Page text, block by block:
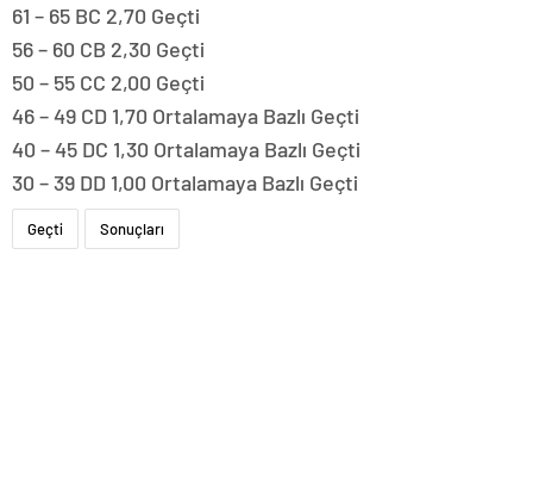
61 – 65 BC 2,70 Geçti
56 – 60 CB 2,30 Geçti
50 – 55 CC 2,00 Geçti
46 – 49 CD 1,70 Ortalamaya Bazlı Geçti
40 – 45 DC 1,30 Ortalamaya Bazlı Geçti
30 – 39 DD 1,00 Ortalamaya Bazlı Geçti
Geçti Sonuçları